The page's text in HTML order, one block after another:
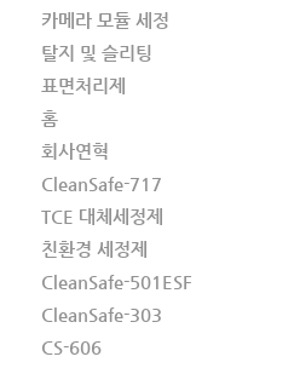
카메라 모듈 세정
탈지 및 슬리팅
표면처리제
홈
회사연혁
CleanSafe-717
TCE 대체세정제
친환경 세정제
CleanSafe-501ESF
CleanSafe-303
CS-606